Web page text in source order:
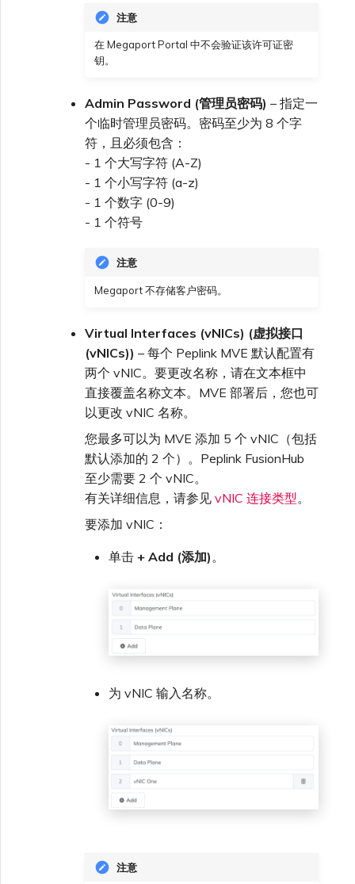
注意
在 Megaport Portal 中不会验证该许可证密
钥。
Admin Password (管理员密码) – 指定一
个临时管理员密码。密码至少为 8 个字
符，且必须包含：
- 1 个大写字符 (A-Z)
- 1 个小写字符 (a-z)
- 1 个数字 (0-9)
- 1 个符号
注意
Megaport 不存储客户密码。
Virtual Interfaces (vNICs) (虚拟接口
(vNICs)) – 每个 Peplink MVE 默认配置有
两个 vNIC。要更改名称，请在文本框中
直接覆盖名称文本。MVE 部署后，您也可
以更改 vNIC 名称。
您最多可以为 MVE 添加 5 个 vNIC（包括
默认添加的 2 个）。Peplink FusionHub
至少需要 2 个 vNIC。
有关详细信息，请参见 vNIC 连接类型。
要添加 vNIC：
单击 + Add (添加) 。
为 vNIC 输入名称。
注意